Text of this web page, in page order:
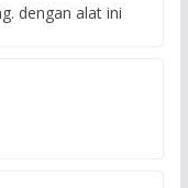
dengan alat ini